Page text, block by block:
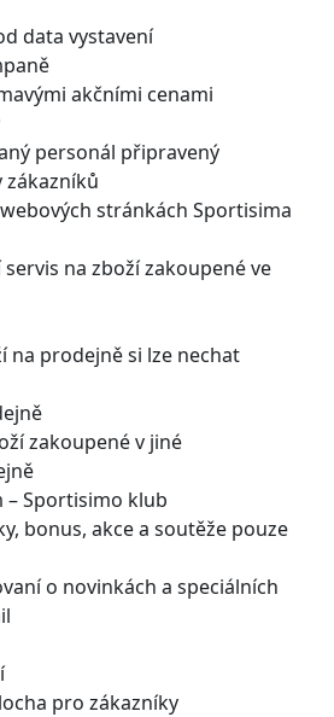
data vystavení
akčními cenami
personál připravený
stránkách Sportisima
na zboží zakoupené ve
na prodejně si lze nechat
zakoupené v jiné
Sportisimo klub
bonus, akce a soutěže pouze
o novinkách a speciálních
pro zákazníky